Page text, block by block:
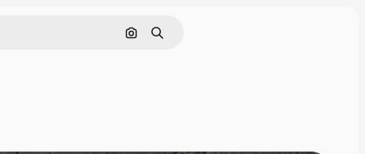
Поиск по изображению
Поиск